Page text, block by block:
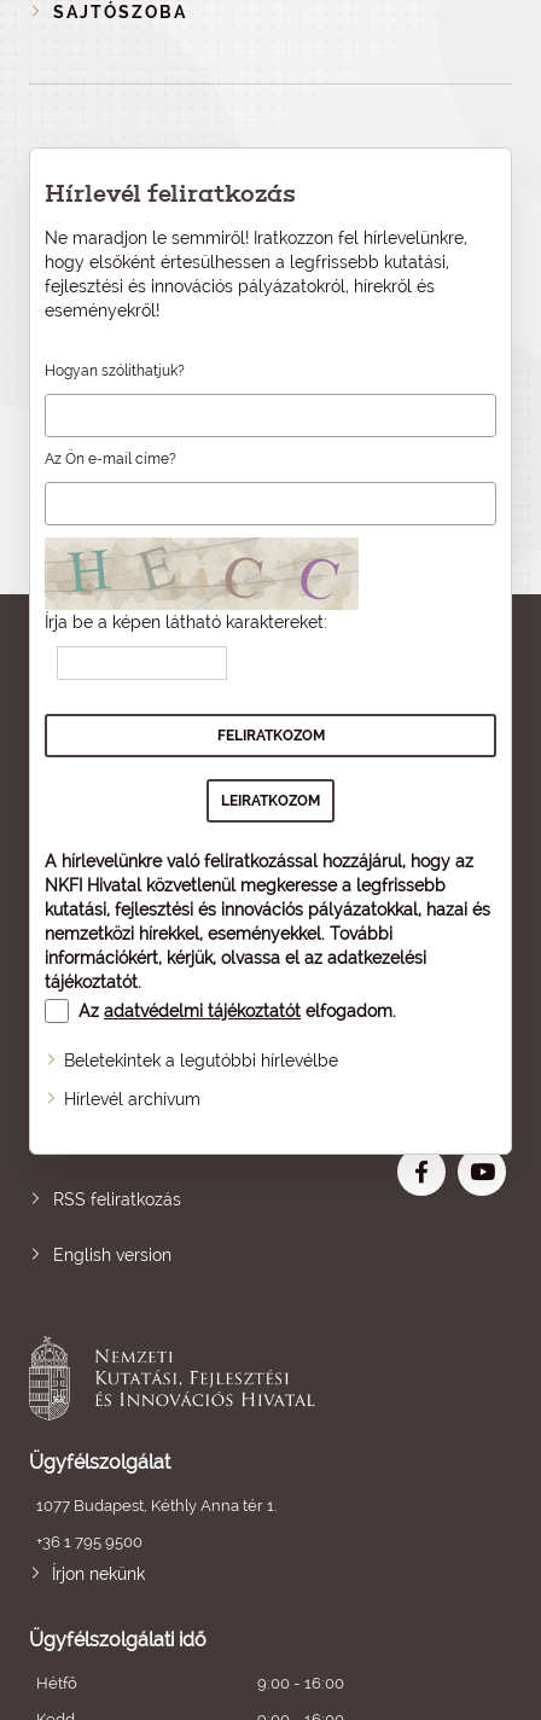
SAJTÓSZOBA
Hírlevél feliratkozás
Ne maradjon le semmiről! Iratkozzon fel hírlevelünkre,
hogy elsőként értesülhessen a legfrissebb kutatási,
fejlesztési és innovációs pályázatokról, hírekről és
eseményekről!
Hogyan szólíthatjuk?
Az Ön e-mail címe?
Írja be a képen látható karaktereket:
A hírlevelünkre való feliratkozással hozzájárul, hogy az
NKFI Hivatal közvetlenül megkeresse a legfrissebb
kutatási, fejlesztési és innovációs pályázatokkal, hazai és
nemzetközi hírekkel, eseményekkel. További
információkért, kérjük, olvassa el az adatkezelési
tájékoztatót.
Az adatvédelmi tájékoztatót elfogadom.
Beletekintek a legutóbbi hírlevélbe
Hírlevél archívum
Oldaltérkép
RSS feliratkozás
English version
Ügyfélszolgálat
1077 Budapest, Kéthly Anna tér 1.
+36 1 795 9500
Írjon nekünk
Ügyfélszolgálati idő
Hétfő
9:00 - 16:00